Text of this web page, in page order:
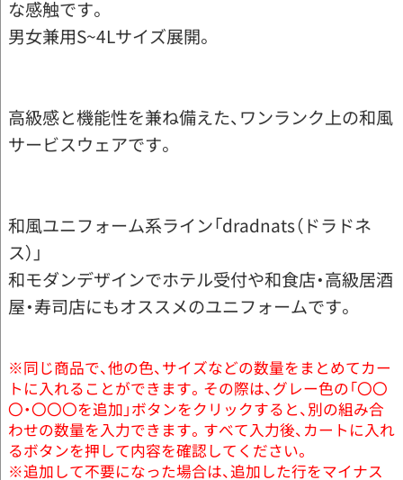
な感触です。
男女兼用S~4Lサイズ展開。
高級感と機能性を兼ね備えた、ワンランク上の和風
サービスウェアです。
和風ユニフォーム系ライン「dradnats（ドラドネ
ス）」
和モダンデザインでホテル受付や和食店・高級居酒
屋・寿司店にもオススメのユニフォームです。
※同じ商品で、他の色、サイズなどの数量をまとめてカー
トに入れることができます。その際は、グレー色の「〇〇
〇・〇〇〇を追加」ボタンをクリックすると、別の組み合
わせの数量を入力できます。すべて入力後、カートに入れ
るボタンを押して内容を確認してください。
※追加して不要になった場合は、追加した行をマイナス